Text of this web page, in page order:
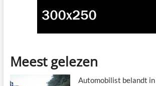
Meest gelezen
Automobilist belandt